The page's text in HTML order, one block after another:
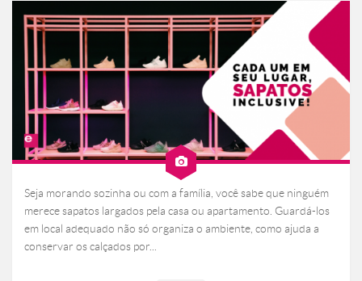
Seja morando sozinha ou com a família, você sabe que ninguém
merece sapatos largados pela casa ou apartamento. Guardá-los
em local adequado não só organiza o ambiente, como ajuda a
conservar os calçados por...